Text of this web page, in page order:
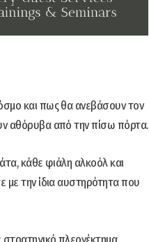
και πως θα ανεβάσουν τον
αθόρυβα από την πίσω πόρτα.
κάθε φιάλη αλκοόλ και
με την ίδια αυστηρότητα που